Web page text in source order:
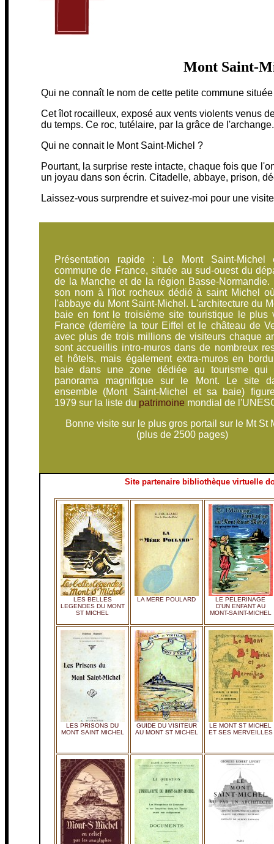
Mont Saint-
Qui ne connaît le nom de cette petite commune
Cet îlot rocailleux, exposé aux vents violents venus
du temps. Ce roc, tutélaire, par la grâce de l'archange.
Qui ne connait le Mont Saint-Michel ?
Pourtant, la surprise reste intacte, chaque fois que
un joyau dans son écrin. Citadelle, abbaye, prison,
Laissez-vous surprendre et suivez-moi pour une
Présentation rapide : Le Mont Saint-Michel
commune de France, située au sud-ouest du
de la Manche et de la région Basse-Normandie.
son nom à l'îlot rocheux dédié à saint Michel
l'abbaye du Mont Saint-Michel. L'architecture du
baie en font le troisième site touristique le plus
France (derrière la tour Eiffel et le château de
avec plus de trois millions de visiteurs chaque
sont accueillis intro-muros dans de nombreux
et hôtels, mais également extra-muros en
baie dans une zone dédiée au tourisme qui
panorama magnifique sur le Mont. Le site
ensemble (Mont Saint-Michel et sa baie)
1979 sur la liste du patrimoine mondial de
Bonne visite sur le plus gros portail sur le Mt St
(plus de 2500 pages)
Site partenaire bibliothèque virtuelle
LES BELLES
LEGENDES DU MONT
ST MICHEL
LA MERE POULARD
LE PELERINAGE
D'UN ENFANT AU
MONT-SAINT-MICHEL
LES PRISONS DU
MONT SAINT MICHEL
GUIDE DU VISITEUR
AU MONT ST MICHEL
LE MONT ST MICHEL
ET SES MERVEILLES